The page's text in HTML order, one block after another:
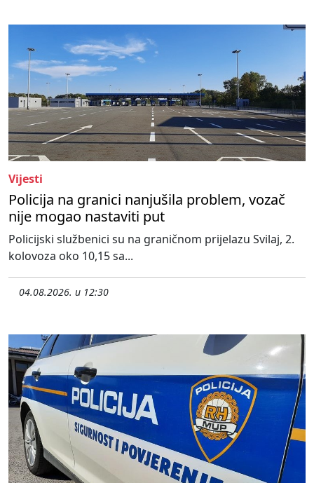
Vijesti
Policija na granici nanjušila problem, vozač
nije mogao nastaviti put
Policijski službenici su na graničnom prijelazu Svilaj, 2.
kolovoza oko 10,15 sa...
04.08.2026. u 12:30